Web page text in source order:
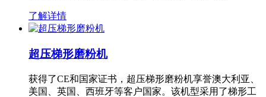
了解详情
超压梯形磨粉机
获得了CE和国家证书，超压梯形磨粉机享誉澳大利亚、
美国、英国、西班牙等客户国家。该机型采用了梯形工